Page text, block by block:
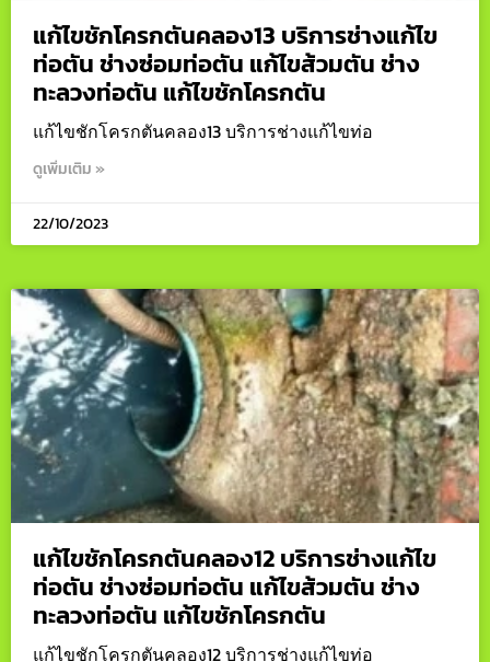
แก้ไขชักโครกตันคลอง13 บริการช่างแก้ไข
ท่อตัน ช่างซ่อมท่อตัน แก้ไขส้วมตัน ช่าง
ทะลวงท่อตัน แก้ไขชักโครกตัน
แก้ไขชักโครกตันคลอง13 บริการช่างแก้ไขท่อ
ดูเพิ่มเติม »
22/10/2023
แก้ไขชักโครกตันคลอง12 บริการช่างแก้ไข
ท่อตัน ช่างซ่อมท่อตัน แก้ไขส้วมตัน ช่าง
ทะลวงท่อตัน แก้ไขชักโครกตัน
แก้ไขชักโครกตันคลอง12 บริการช่างแก้ไขท่อ